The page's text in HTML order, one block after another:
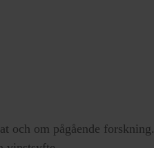
och om pågående forskning.